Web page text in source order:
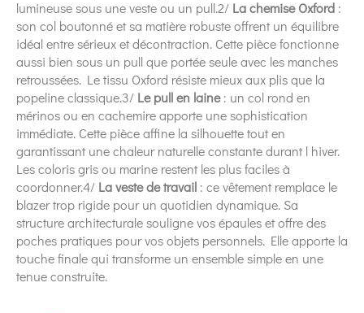
lumineuse sous une veste ou un pull.2/ La chemise Oxford :
son col boutonné et sa matière robuste offrent un équilibre
idéal entre sérieux et décontraction. Cette pièce fonctionne
aussi bien sous un pull que portée seule avec les manches
retroussées. Le tissu Oxford résiste mieux aux plis que la
popeline classique.3/ Le pull en laine: un col rond en
mérinos ou en cachemire apporte une sophistication
immédiate. Cette pièce affine la silhouette tout en
garantissant une chaleur naturelle constante durant l hiver.
Les coloris gris ou marine restent les plus faciles à
coordonner.4/ La veste de travail : ce vêtement remplace le
blazer trop rigide pour un quotidien dynamique. Sa
structure architecturale souligne vos épaules et offre des
poches pratiques pour vos objets personnels. Elle apporte la
touche finale qui transforme un ensemble simple en une
tenue construite.